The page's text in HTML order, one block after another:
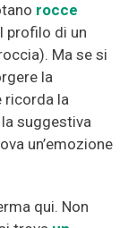
rocce
profilo di un
Ma se si
la
ricorda la
suggestiva
un’emozione
qui. Non